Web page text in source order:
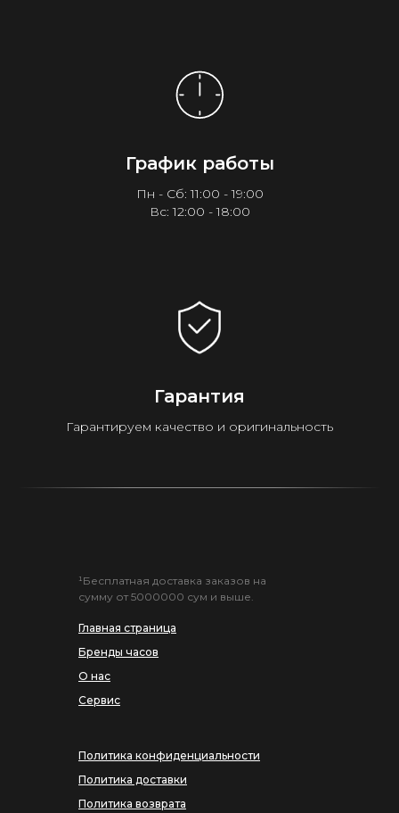
График работы
Пн - Сб: 11:00 - 19:00
Вс: 12:00 - 18:00
Гарантия
Гарантируем качество и оригинальность
Главная страница
Бренды часов
О нас
Сервис
¹Бесплатная доставка заказов на
сумму от 5000000 сум и выше.
Политика конфиденциальности
Политика доставки
Политика возврата